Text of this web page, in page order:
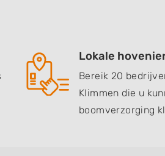
Lokale
Bereik 20
Klimmen die u
boomverzorging